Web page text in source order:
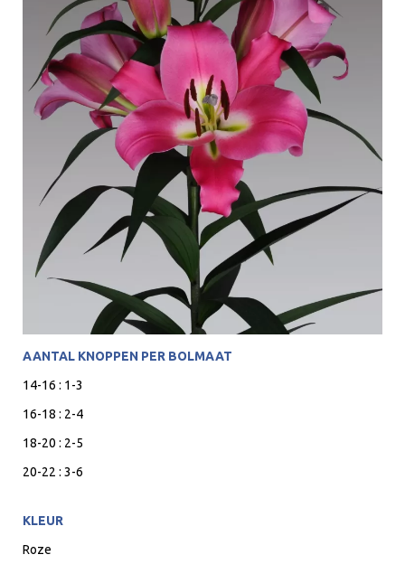
AANTAL KNOPPEN PER BOLMAAT
14-16 : 1-3
16-18 : 2-4
18-20 : 2-5
20-22 : 3-6
KLEUR
Roze